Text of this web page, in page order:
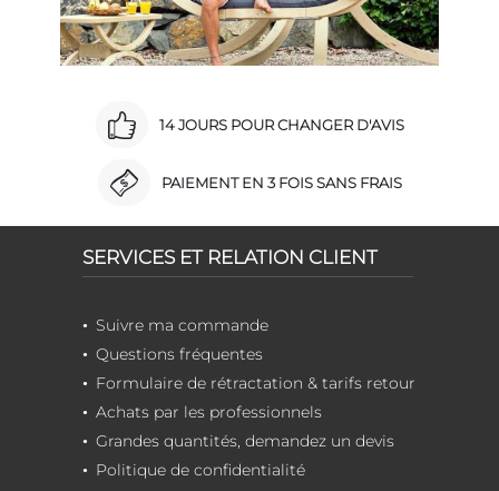
14 JOURS POUR CHANGER D'AVIS
PAIEMENT EN 3 FOIS SANS FRAIS
SERVICES ET RELATION CLIENT
Suivre ma commande
Questions fréquentes
Formulaire de rétractation & tarifs retour
Achats par les professionnels
Grandes quantités, demandez un devis
Politique de confidentialité